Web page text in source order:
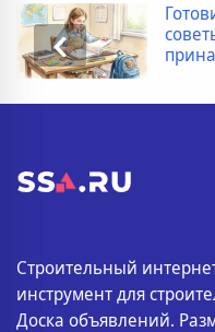
Готовимся к
советы по
Строительный
инструмент для
Доска объявлений.